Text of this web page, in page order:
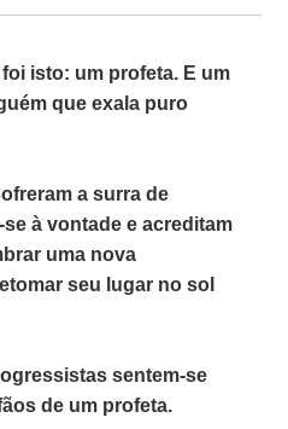
isto: um profeta. E um
que exala puro
a surra de
à vontade e acreditam
uma nova
seu lugar no sol
sentem-se
de um profeta.